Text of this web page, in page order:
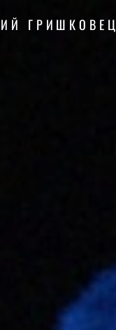
ГРИШКОВЕЦ